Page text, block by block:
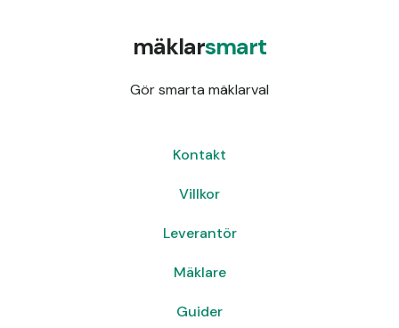
mäklarsmart
Gör smarta mäklarval
Kontakt
Villkor
Leverantör
Mäklare
Guider